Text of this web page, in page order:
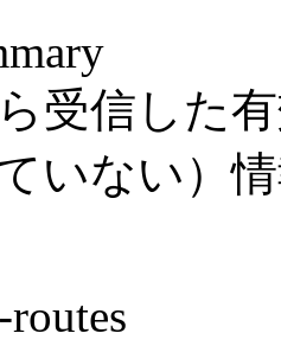
受信した
いない）